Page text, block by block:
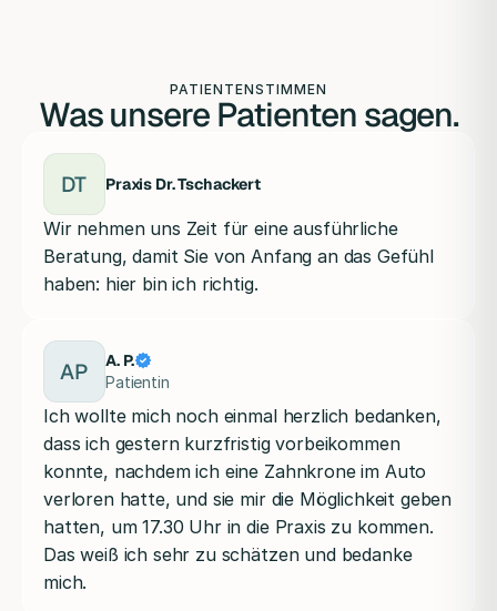
PATIENTENSTIMMEN
Was unsere Patienten sagen.
DT Praxis Dr. Tschackert
Wir nehmen uns Zeit für eine ausführliche
Beratung, damit Sie von Anfang an das Gefühl
haben: hier bin ich richtig.
AP A. P.
Patientin
Ich wollte mich noch einmal herzlich bedanken,
dass ich gestern kurzfristig vorbeikommen
konnte, nachdem ich eine Zahnkrone im Auto
verloren hatte, und sie mir die Möglichkeit geben
hatten, um 17.30 Uhr in die Praxis zu kommen.
Das weiß ich sehr zu schätzen und bedanke
mich.